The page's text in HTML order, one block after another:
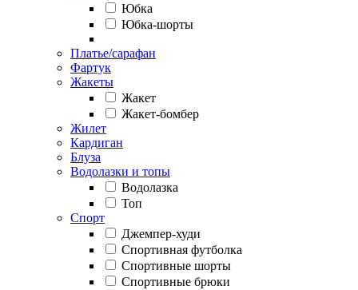
Юбка
Юбка-шорты
Платье/сарафан
Фартук
Жакеты
Жакет
Жакет-бомбер
Жилет
Кардиган
Блуза
Водолазки и топы
Водолазка
Топ
Спорт
Джемпер-худи
Спортивная футболка
Спортивные шорты
Спортивные брюки